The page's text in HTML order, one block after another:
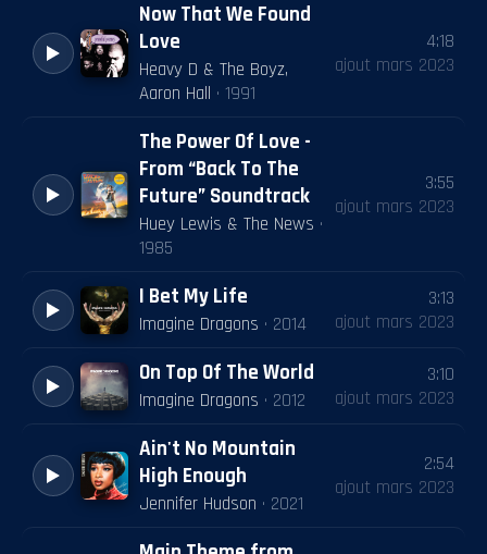
Now That We Found
Love
Heavy D & The Boyz,
Aaron Hall · 1991
4:18
ajout mars 2023
The Power Of Love -
From “Back To The
Future” Soundtrack
Huey Lewis & The News ·
1985
3:55
ajout mars 2023
I Bet My Life
Imagine Dragons · 2014
3:13
ajout mars 2023
On Top Of The World
Imagine Dragons · 2012
3:10
ajout mars 2023
Ain't No Mountain
High Enough
Jennifer Hudson · 2021
2:54
ajout mars 2023